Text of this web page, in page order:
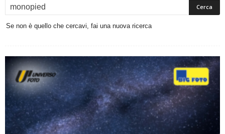
Se non è quello che cercavi, fai una nuova ricerca